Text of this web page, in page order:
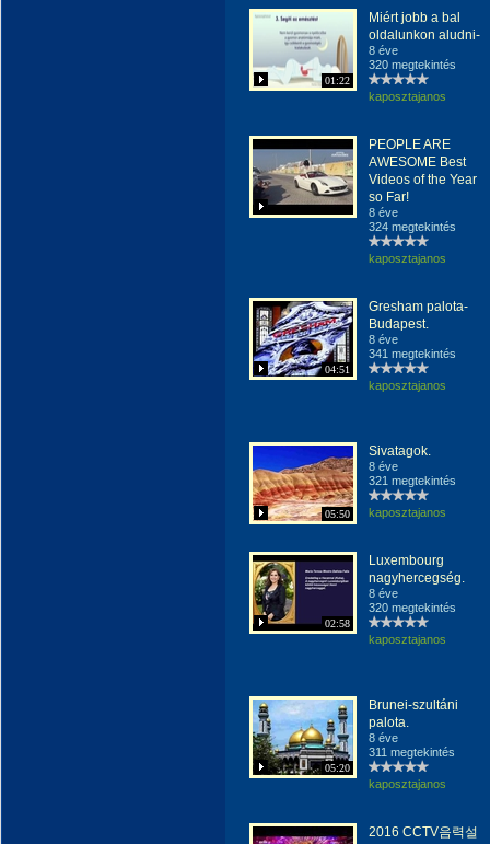
01:22
Miért jobb a bal
oldalunkon aludni-
8 éve
320 megtekintés
kaposztajanos
PEOPLE ARE
AWESOME Best
Videos of the Year
so Far!
8 éve
324 megtekintés
kaposztajanos
04:51
Gresham palota-
Budapest.
8 éve
341 megtekintés
kaposztajanos
05:50
Sivatagok.
8 éve
321 megtekintés
kaposztajanos
02:58
Luxembourg
nagyhercegség.
8 éve
320 megtekintés
kaposztajanos
05:20
Brunei-szultáni
palota.
8 éve
311 megtekintés
kaposztajanos
2016 CCTV음력설